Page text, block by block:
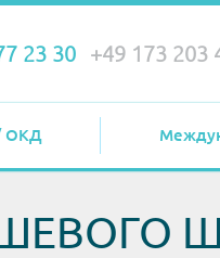
23 30 +49 173 203
ОКД